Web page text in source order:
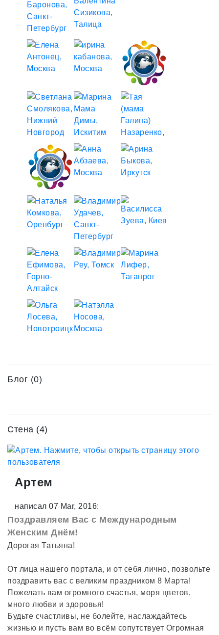
Блог (0)
Стена (4)
Артем
написал 07 Mar, 2016:
Поздравляем Вас с Международным
Женским Днём!
Дорогая Татьяна!
От лица нашего портала, и от себя лично, позвольте
поздравить вас с великим праздником 8 Марта!
Пожелать вам огромного счастья, моря цветов,
много любви и здоровья!
Будьте счастливы, не болейте, наслаждайтесь
жизнью и пусть вам во всём сопутствует Огромная